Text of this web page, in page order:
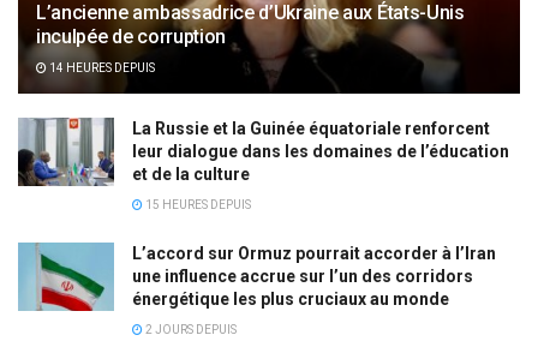
L’ancienne ambassadrice d’Ukraine aux États-Unis
inculpée de corruption
14 HEURES DEPUIS
La Russie et la Guinée équatoriale renforcent
leur dialogue dans les domaines de l’éducation
et de la culture
15 HEURES DEPUIS
L’accord sur Ormuz pourrait accorder à l’Iran
une influence accrue sur l’un des corridors
énergétique les plus cruciaux au monde
2 JOURS DEPUIS